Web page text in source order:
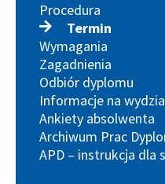
Procedura
Termin
Wymagania
Zagadnienia
Odbiór dyplomu
Informacje na
Ankiety absolwenta
Archiwum Prac
APD – instrukcja dla